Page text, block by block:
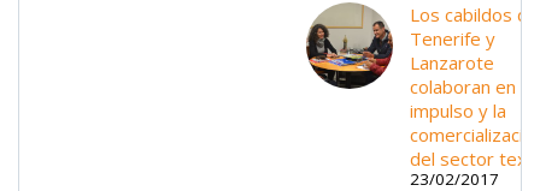
Los cabildos de
Tenerife y
Lanzarote
colaboran en el
impulso y la
del sector textil
23/02/2017